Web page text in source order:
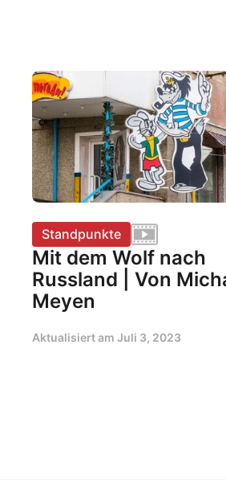
Standpunkte
Mit dem Wolf nach
Russland | Von
Meyen
Aktualisiert am Juli 3, 2023